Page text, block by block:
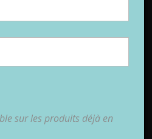
sur les produits déjà en